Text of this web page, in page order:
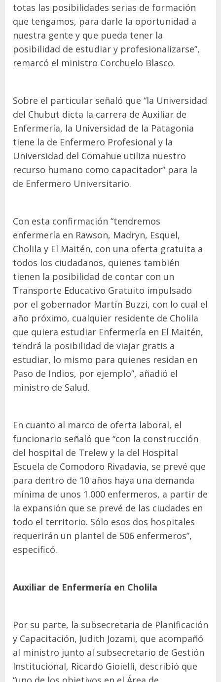
totas las posibilidades serias de formación
que tengamos, para darle la oportunidad a
nuestra gente y que pueda tener la
posibilidad de estudiar y profesionalizarse”,
remarcó el ministro Corchuelo Blasco.
Sobre el particular señaló que “la Universidad
del Chubut dicta la carrera de Auxiliar de
Enfermería, la Universidad de la Patagonia
tiene la de Enfermero Profesional y la
Universidad del Comahue utiliza nuestro
recurso humano como capacitador” para la
de Enfermero Universitario.
Con esta confirmación “tendremos
enfermería en Rawson, Madryn, Esquel,
Cholila y El Maitén, con una oferta gratuita a
todos los ciudadanos, quienes también
tienen la posibilidad de contar con un
Transporte Educativo Gratuito impulsado
por el gobernador Martín Buzzi, con lo cual el
año próximo, cualquier residente de Cholila
que quiera estudiar Enfermería en El Maitén,
tendrá la posibilidad de viajar gratis a
estudiar, lo mismo para quienes residan en
Paso de Indios, por ejemplo”, añadió el
ministro de Salud.
En cuanto al marco de oferta laboral, el
funcionario señaló que “con la construcción
del hospital de Trelew y la del Hospital
Escuela de Comodoro Rivadavia, se prevé que
para dentro de 10 años haya una demanda
mínima de unos 1.000 enfermeros, a partir de
la expansión que se prevé de las ciudades en
todo el territorio. Sólo esos dos hospitales
requerirán un plantel de 506 enfermeros”,
especificó.
Auxiliar de Enfermería en Cholila
Por su parte, la subsecretaria de Planificación
y Capacitación, Judith Jozami, que acompañó
al ministro junto al subsecretario de Gestión
Institucional, Ricardo Gioielli, describió que